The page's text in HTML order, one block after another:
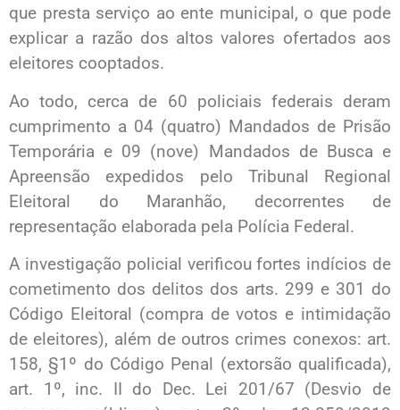
que presta serviço ao ente municipal, o que pode
explicar a razão dos altos valores ofertados aos
eleitores cooptados.
Ao todo, cerca de 60 policiais federais deram
cumprimento a 04 (quatro) Mandados de Prisão
Temporária e 09 (nove) Mandados de Busca e
Apreensão expedidos pelo Tribunal Regional
Eleitoral do Maranhão, decorrentes de
representação elaborada pela Polícia Federal.
A investigação policial verificou fortes indícios de
cometimento dos delitos dos arts. 299 e 301 do
Código Eleitoral (compra de votos e intimidação
de eleitores), além de outros crimes conexos: art.
158, §1º do Código Penal (extorsão qualificada),
art. 1º, inc. II do Dec. Lei 201/67 (Desvio de